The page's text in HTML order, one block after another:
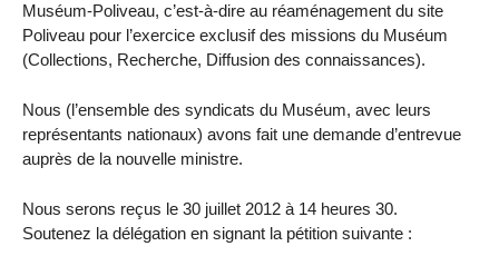
Muséum-Poliveau, c’est-à-dire au réaménagement du site
Poliveau pour l’exercice exclusif des missions du Muséum
(Collections, Recherche, Diffusion des connaissances).
Nous (l’ensemble des syndicats du Muséum, avec leurs
représentants nationaux) avons fait une demande d’entrevue
auprès de la nouvelle ministre.
Nous serons reçus le 30 juillet 2012 à 14 heures 30.
Soutenez la délégation en signant la pétition suivante :